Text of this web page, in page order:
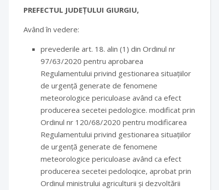
PREFECTUL JUDEȚULUI GIURGIU,
Având în vedere:
prevederile art. 18. alin (1) din Ordinul nr
97/63/2020 pentru aprobarea
Regulamentului privind gestionarea situațiilor
de urgență generate de fenomene
meteorologice periculoase având ca efect
producerea secetei pedologice. modificat prin
Ordinul nr 120/68/2020 pentru modificarea
Regulamentului privind gestionarea situațiilor
de urgență generate de fenomene
meteorologice periculoase având ca efect
producerea secetei pedoloqice, aprobat prin
Ordinul ministrului agriculturii și dezvoltării